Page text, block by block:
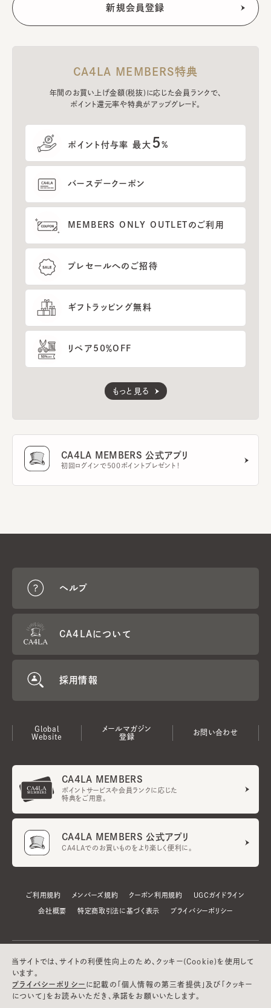
CA4LA MEMBERS特典
年間のお買い上げ金額(税抜)に応じた会員ランクで、
ポイント還元率や特典がアップグレード。
ポイント付与率 最大 5%
バースデークーポン
MEMBERS ONLY OUTLETのご利用
プレセールへのご招待
ギフトラッピング無料
リペア50％OFF
もっと見る
CA4LA MEMBERS 公式アプリ
初回ログインで500ポイントプレゼント！
ヘルプ
CA4LAについて
採用情報
Global
Website
メールマガジン
登録
お問い合わせ
CA4LA MEMBERS
ポイントサービスや会員ランクに応じた
特典をご用意。
CA4LA MEMBERS 公式アプリ
CA4LAでのお買いものをより楽しく便利に。
ご利用規約 メンバーズ規約 クーポン利用規約 UGCガイドライン
会社概要 特定商取引法に基づく表示 プライバシーポリシー
当サイトでは、サイトの利便性向上のため、クッキー(Cookie)を使用して
います。
プライバシーポリシー に記載の「個人情報の第三者提供」及び「クッキー
について」をお読みいただき、承諾をお願いいたします。